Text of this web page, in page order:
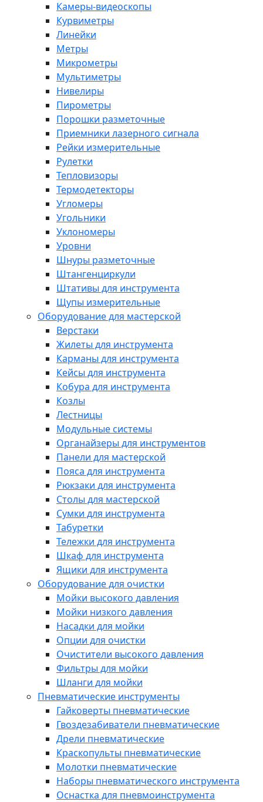
Камеры-видеоскопы
Курвиметры
Линейки
Метры
Микрометры
Мультиметры
Нивелиры
Пирометры
Порошки разметочные
Приемники лазерного сигнала
Рейки измерительные
Рулетки
Тепловизоры
Термодетекторы
Угломеры
Угольники
Уклономеры
Уровни
Шнуры разметочные
Штангенциркули
Штативы для инструмента
Щупы измерительные
Оборудование для мастерской
Верстаки
Жилеты для инструмента
Карманы для инструмента
Кейсы для инструмента
Кобура для инструмента
Козлы
Лестницы
Модульные системы
Органайзеры для инструментов
Панели для мастерской
Пояса для инструмента
Рюкзаки для инструмента
Столы для мастерской
Сумки для инструмента
Табуретки
Тележки для инструмента
Шкаф для инструмента
Ящики для инструмента
Оборудование для очистки
Мойки высокого давления
Мойки низкого давления
Насадки для мойки
Опции для очистки
Очистители высокого давления
Фильтры для мойки
Шланги для мойки
Пневматические инструменты
Гайковерты пневматические
Гвоздезабиватели пневматические
Дрели пневматические
Краскопульты пневматические
Молотки пневматические
Наборы пневматического инструмента
Оснастка для пневмоинструмента